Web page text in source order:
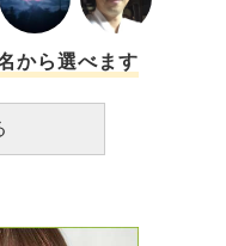
よ！！」と「私が悪か
で終わりにしまし
を話さないとあなたが
しみもあり泣き出しそ
から選べます